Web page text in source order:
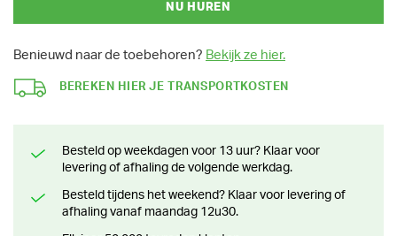
NU HUREN
Benieuwd naar de toebehoren? Bekijk ze hier.
BEREKEN HIER JE TRANSPORTKOSTEN
Besteld op weekdagen voor 13 uur? Klaar voor
levering of afhaling de volgende werkdag.
Besteld tijdens het weekend? Klaar voor levering of
afhaling vanaf maandag 12u30.